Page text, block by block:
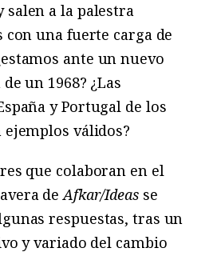
salen a la palestra
con una fuerte carga de
ante un nuevo
un 1968? ¿Las
y Portugal de los
ejemplos válidos?
que colaboran en el
deAfkar/Ideas se
respuestas, tras un
y variado del cambio